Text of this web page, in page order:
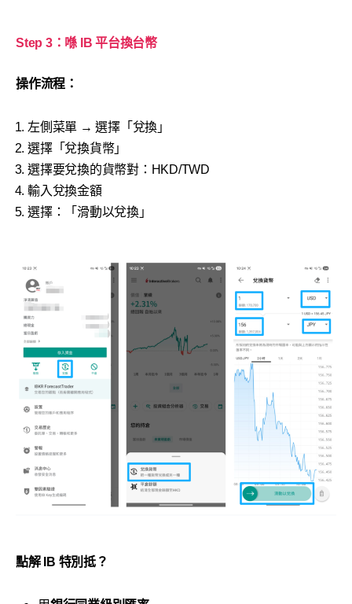
Step 3：喺 IB 平台換台幣
操作流程：
左側菜單 → 選擇「兌換」
選擇「兌換貨幣」
選擇要兌換的貨幣對：HKD/TWD
輸入兌換金額
選擇：「滑動以兌換」
點解 IB 特別抵？